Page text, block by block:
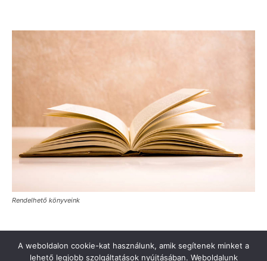
Rendelhető könyveink
A weboldalon cookie-kat használunk, amik segítenek minket a
lehető legjobb szolgáltatások nyújtásában. Weboldalunk